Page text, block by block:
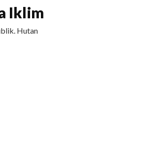
Iklim
Hutan